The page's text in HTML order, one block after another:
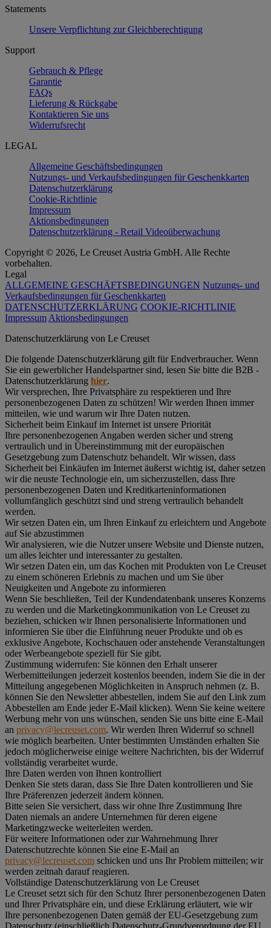
Statements
Unsere Verpflichtung zur Gleichberechtigung
Support
Gebrauch & Pflege
Garantie
FAQs
Lieferung & Rückgabe
Kontaktieren Sie uns
Widerrufsrecht
LEGAL
Allgemeine Geschäftsbedingungen
Nutzungs- und Verkaufsbedingungen für Geschenkkarten
Datenschutzerklärung
Cookie-Richtlinie
Impressum
Aktionsbedingungen
Datenschutzerklärung - Retail Videoüberwachung
Copyright © 2026, Le Creuset Austria GmbH. Alle Rechte
vorbehalten.
Legal
ALLGEMEINE GESCHÄFTSBEDINGUNGEN Nutzungs- und
Verkaufsbedingungen für Geschenkkarten
DATENSCHUTZERKLÄRUNG COOKIE-RICHTLINIE
Impressum Aktionsbedingungen
Datenschutz­erklärung von Le Creuset
Die folgende Datenschutzerklärung gilt für Endverbraucher. Wenn
Sie ein gewerblicher Handelspartner sind, lesen Sie bitte die B2B -
Datenschutzerklärung hier.
Wir versprechen, Ihre Privatsphäre zu respektieren und Ihre
personenbezogenen Daten zu schützen! Wir werden Ihnen immer
mitteilen, wie und warum wir Ihre Daten nutzen.
Sicherheit beim Einkauf im Internet ist unsere Priorität
Ihre personenbezogenen Angaben werden sicher und streng
vertraulich und in Übereinstimmung mit der europäischen
Gesetzgebung zum Datenschutz behandelt. Wir wissen, dass
Sicherheit bei Einkäufen im Internet äußerst wichtig ist, daher setzen
wir die neuste Technologie ein, um sicherzustellen, dass Ihre
personenbezogenen Daten und Kreditkarteninformationen
vollumfänglich geschützt sind und streng vertraulich behandelt
werden.
Wir setzen Daten ein, um Ihren Einkauf zu erleichtern und Angebote
auf Sie abzustimmen
Wir analysieren, wie die Nutzer unsere Website und Dienste nutzen,
um alles leichter und interessanter zu gestalten.
Wir setzen Daten ein, um das Kochen mit Produkten von Le Creuset
zu einem schöneren Erlebnis zu machen und um Sie über
Neuigkeiten und Angebote zu informieren
Wenn Sie beschließen, Teil der Kundendatenbank unseres Konzerns
zu werden und die Marketingkommunikation von Le Creuset zu
beziehen, schicken wir Ihnen personalisierte Informationen und
informieren Sie über die Einführung neuer Produkte und ob es
exklusive Angebote, Kochschauen oder anstehende Veranstaltungen
oder Werbeangebote speziell für Sie gibt.
Zustimmung widerrufen: Sie können den Erhalt unserer
Werbemitteilungen jederzeit kostenlos beenden, indem Sie die in der
Mitteilung angegebenen Möglichkeiten in Anspruch nehmen (z. B.
können Sie den Newsletter abbestellen, indem Sie auf den Link zum
Abbestellen am Ende jeder E-Mail klicken). Wenn Sie keine weitere
Werbung mehr von uns wünschen, senden Sie uns bitte eine E-Mail
an privacy@lecreuset.com. Wir werden Ihren Widerruf so schnell
wie möglich bearbeiten. Unter bestimmten Umständen erhalten Sie
jedoch möglicherweise einige weitere Nachrichten, bis der Widerruf
vollständig verarbeitet wurde.
Ihre Daten werden von Ihnen kontrolliert
Denken Sie stets daran, dass Sie Ihre Daten kontrollieren und Sie
Ihre Präferenzen jederzeit ändern können.
Bitte seien Sie versichert, dass wir ohne Ihre Zustimmung Ihre
Daten niemals an andere Unternehmen für deren eigene
Marketingzwecke weiterleiten werden.
Für weitere Informationen oder zur Wahrnehmung Ihrer
Datenschutzrechte können Sie eine E-Mail an
privacy@lecreuset.com schicken und uns Ihr Problem mitteilen; wir
werden zeitnah darauf reagieren.
Vollständige Datenschutzerklärung von Le Creuset
Le Creuset setzt sich für den Schutz Ihrer personenbezogenen Daten
und Ihrer Privatsphäre ein, und diese Erklärung erläutert, wie wir
Ihre personenbezogenen Daten gemäß der EU-Gesetzgebung zum
Datenschutz (einschließlich Datenschutz-Grundverordnung der EU